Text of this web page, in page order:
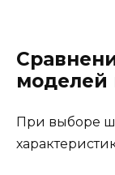
моделей
При выборе